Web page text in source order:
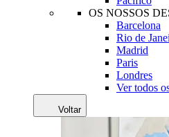
OS NOSSOS
Barcelona
Rio de
Madrid
Paris
Londres
Ver todos
Voltar